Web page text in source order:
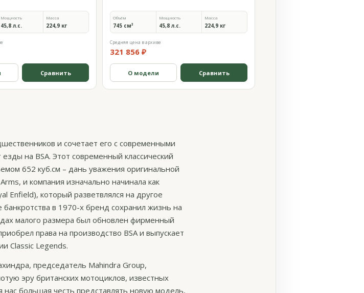
Мощность
45,8 л.с.
Масса
224,9 кг
Сравнить
Объём
745 см³
Мощность
45,8 л.с.
Масса
224,9 кг
Средняя цена в архиве
321 856 ₽
О модели Сравнить
и сочетает его с современными
на BSA. Этот современный классический
652 куб.см – дань уважения оригинальной
и компания изначально начинала как
Enfield), который разветвлялся на другое
в 1970-х бренд сохранил жизнь на
малого размера был обновлен фирменный
права на производство BSA и выпускает
Classic Legends.
председатель Mahindra Group,
эру британских мотоциклов, известных
большая честь представлять новую модель,